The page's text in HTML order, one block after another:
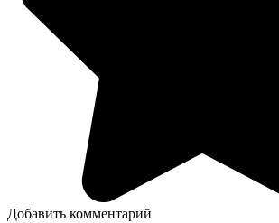
Добавить комментарий